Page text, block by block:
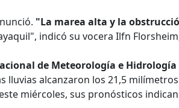
"La marea alta y la
indicó su vocera Ilfn
de Meteorología e
lluvias alcanzaron los 21,5
miércoles, sus pronósticos